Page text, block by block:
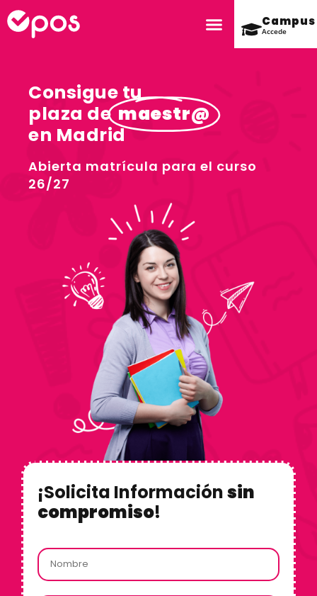
Campus
Accede
Consigue tu
plaza demaestr@
en Madrid
Abierta matrícula para el curso
26/27
¡Solicita Informaciónsin
compromiso!